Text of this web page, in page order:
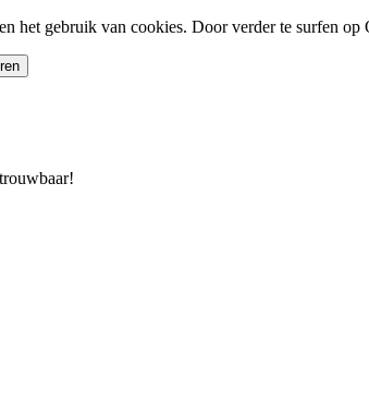
het gebruik van cookies. Door verder te surfen